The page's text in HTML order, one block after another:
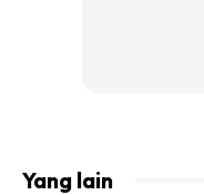
Bole Mengaji ,
Yang lain